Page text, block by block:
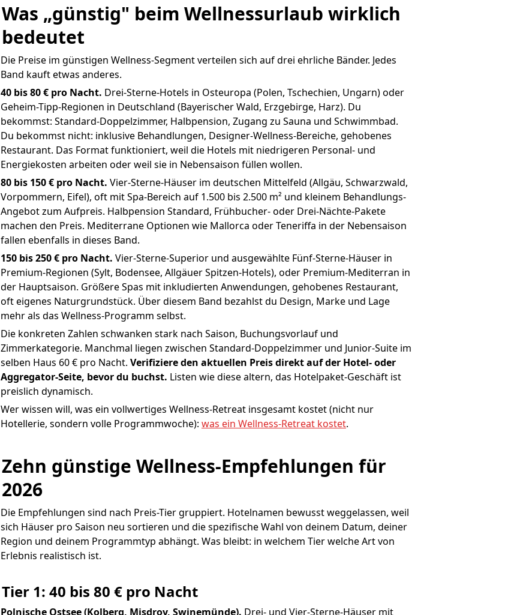
Was „günstig" beim Wellnessurlaub wirklich
bedeutet
Die Preise im günstigen Wellness-Segment verteilen sich auf drei ehrliche Bänder. Jedes
Band kauft etwas anderes.
40 bis 80 € pro Nacht. Drei-Sterne-Hotels in Osteuropa (Polen, Tschechien, Ungarn) oder
Geheim-Tipp-Regionen in Deutschland (Bayerischer Wald, Erzgebirge, Harz). Du
bekommst: Standard-Doppelzimmer, Halbpension, Zugang zu Sauna und Schwimmbad.
Du bekommst nicht: inklusive Behandlungen, Designer-Wellness-Bereiche, gehobenes
Restaurant. Das Format funktioniert, weil die Hotels mit niedrigeren Personal- und
Energiekosten arbeiten oder weil sie in Nebensaison füllen wollen.
80 bis 150 € pro Nacht. Vier-Sterne-Häuser im deutschen Mittelfeld (Allgäu, Schwarzwald,
Vorpommern, Eifel), oft mit Spa-Bereich auf 1.500 bis 2.500 m² und kleinem Behandlungs-
Angebot zum Aufpreis. Halbpension Standard, Frühbucher- oder Drei-Nächte-Pakete
machen den Preis. Mediterrane Optionen wie Mallorca oder Teneriffa in der Nebensaison
fallen ebenfalls in dieses Band.
150 bis 250 € pro Nacht. Vier-Sterne-Superior und ausgewählte Fünf-Sterne-Häuser in
Premium-Regionen (Sylt, Bodensee, Allgäuer Spitzen-Hotels), oder Premium-Mediterran in
der Hauptsaison. Größere Spas mit inkludierten Anwendungen, gehobenes Restaurant,
oft eigenes Naturgrundstück. Über diesem Band bezahlst du Design, Marke und Lage
mehr als das Wellness-Programm selbst.
Die konkreten Zahlen schwanken stark nach Saison, Buchungsvorlauf und
Zimmerkategorie. Manchmal liegen zwischen Standard-Doppelzimmer und Junior-Suite im
selben Haus 60 € pro Nacht. Verifiziere den aktuellen Preis direkt auf der Hotel- oder
Aggregator-Seite, bevor du buchst. Listen wie diese altern, das Hotelpaket-Geschäft ist
preislich dynamisch.
Wer wissen will, was ein vollwertiges Wellness-Retreat insgesamt kostet (nicht nur
Hotellerie, sondern volle Programmwoche): was ein Wellness-Retreat kostet.
Zehn günstige Wellness-Empfehlungen für
2026
Die Empfehlungen sind nach Preis-Tier gruppiert. Hotelnamen bewusst weggelassen, weil
sich Häuser pro Saison neu sortieren und die spezifische Wahl von deinem Datum, deiner
Region und deinem Programmtyp abhängt. Was bleibt: in welchem Tier welche Art von
Erlebnis realistisch ist.
Tier 1: 40 bis 80 € pro Nacht
Polnische Ostsee (Kolberg, Misdroy, Swinemünde). Drei- und Vier-Sterne-Häuser mit